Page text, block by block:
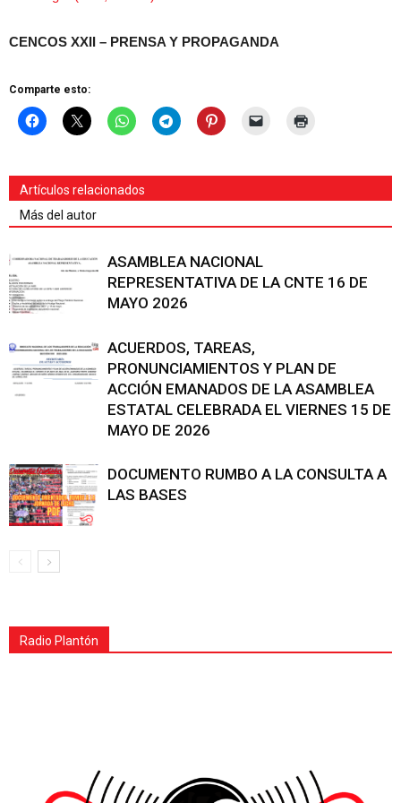
CENCOS XXII – PRENSA Y PROPAGANDA
Comparte esto:
Artículos relacionados
Más del autor
ASAMBLEA NACIONAL
REPRESENTATIVA DE LA CNTE 16 DE
MAYO 2026
ACUERDOS, TAREAS,
PRONUNCIAMIENTOS Y PLAN DE
ACCIÓN EMANADOS DE LA ASAMBLEA
ESTATAL CELEBRADA EL VIERNES 15 DE
MAYO DE 2026
DOCUMENTO RUMBO A LA CONSULTA A
LAS BASES
Radio Plantón